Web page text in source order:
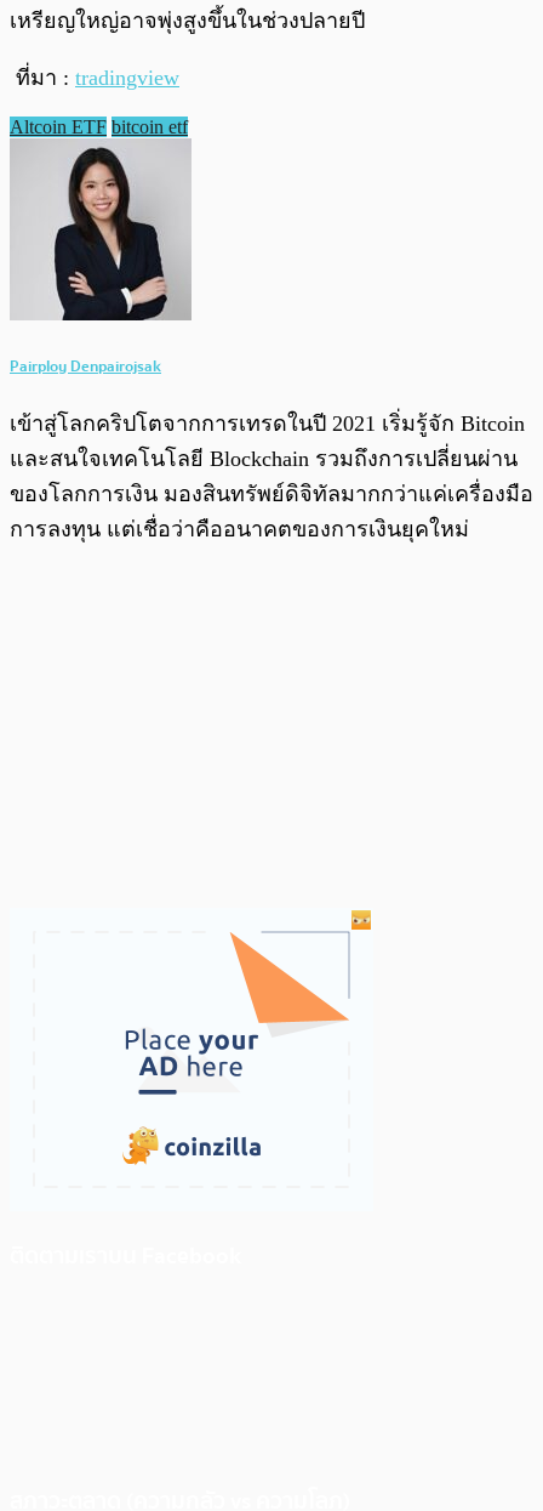
เหรียญใหญ่อาจพุ่งสูงขึ้นในช่วงปลายปี
ที่มา : tradingview
Altcoin ETF bitcoin etf
Pairploy Denpairojsak
เข้าสู่โลกคริปโตจากการเทรดในปี 2021 เริ่มรู้จัก Bitcoin
และสนใจเทคโนโลยี Blockchain รวมถึงการเปลี่ยนผ่าน
ของโลกการเงิน มองสินทรัพย์ดิจิทัลมากกว่าแค่เครื่องมือ
การลงทุน แต่เชื่อว่าคืออนาคตของการเงินยุคใหม่